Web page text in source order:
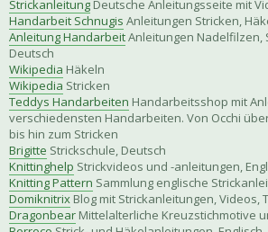
Strickanleitung Deutsche Anleitungsseite mit
Handarbeit Schnugis Anleitungen Stricken,
Anleitung HandarbeitAnleitungen Nadelfilzen,
Deutsch
Wikipedia Häkeln
Wikipedia Stricken
Teddys Handarbeiten Handarbeitsshop mit
verschiedensten Handarbeiten. Von Occhi
bis hin zum Stricken
Brigitte Strickschule, Deutsch
Knittinghelp Strickvideos und -anleitungen,
Knitting Pattern Sammlung englische
Domiknitrix Blog mit Strickanleitungen, Videos,
Dragonbear Mittelalterliche Kreuzstichmotive